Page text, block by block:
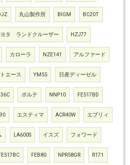
丸山製作所 BIGM BC20T
ヨタ ランドクルーザー HZJ77
カローラ NZE141 アルファード
エース YM55 日産ディーゼル
ポルテ NNP10 FE517BD
エスティマ ACR40W エブリィ
LA600S イスズ フォワード
FEB80 NPR58GR R171